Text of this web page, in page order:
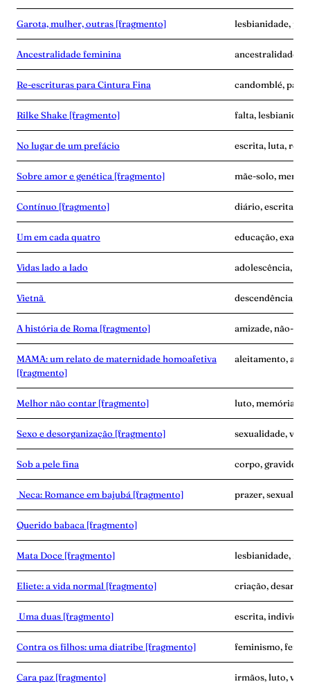
Garota, mulher, outras [fragmento] lesbianidade,
Ancestralidade feminina ancestralidade,
Re-escrituras para Cintura Fina candomblé,
Rilke Shake [fragmento] falta,
No lugar de um prefácio escrita, luta,
Sobre amor e genética [fragmento] mãe-solo,
Contínuo [fragmento] diário, escrita,
Um em cada quatro educação,
Vidas lado a lado adolescência,
Vietnã descendência,
A história de Roma [fragmento] amizade, não-
MAMA: um relato de maternidade homoafetiva
[fragmento]
aleitamento,
Melhor não contar [fragmento] luto, memória,
Sexo e desorganização [fragmento] sexualidade,
Sob a pele fina corpo, gravidez,
Neca: Romance em bajubá [fragmento] prazer,
Querido babaca [fragmento]
Mata Doce [fragmento] lesbianidade,
Eliete: a vida normal [fragmento] criação,
Uma duas [fragmento] escrita,
Contra os filhos: uma diatribe [fragmento] feminismo,
Cara paz [fragmento] irmãos, luto,